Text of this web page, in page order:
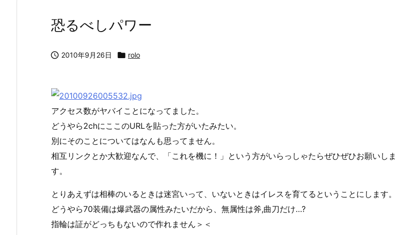
恐るべしパワー
 2010年9月26日  rolo
アクセス数がヤバイことになってました。
どうやら2chにここのURLを貼った方がいたみたい。
別にそのことについてはなんも思ってません。
相互リンクとか大歓迎なんで、「これを機に！」という方がいらっしゃたらぜひぜひお願いしま
す。
とりあえずは相棒のいるときは迷宮いって、いないときはイレスを育てるということにします。
どうやら70装備は爆武器の属性みたいだから、無属性は斧,曲刀だけ…?
指輪は証がどっちもないので作れません＞＜